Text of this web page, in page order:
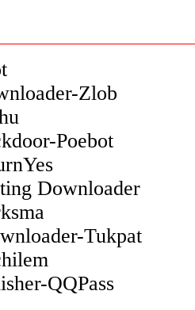
Zlob
Poebot
Downloader
Tukpat
QQPass